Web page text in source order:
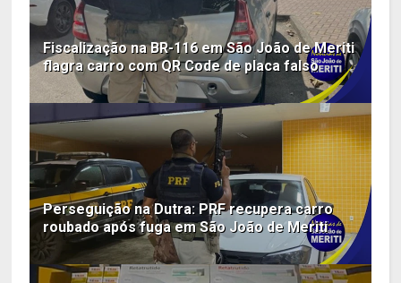
Fiscalização na BR-116 em São João de Meriti
flagra carro com QR Code de placa falso
Perseguição na Dutra: PRF recupera carro
roubado após fuga em São João de Meriti